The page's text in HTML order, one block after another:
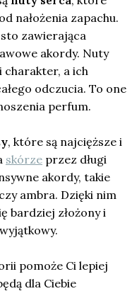
nałożenia zapachu.
zawierająca
akordy. Nuty
charakter, a ich
odczucia. To one
perfum.
, które są najcięższe i
skórze przez długi
akordy, takie
ambra. Dzięki nim
bardziej złożony i
pomoże Ci lepiej
dla Ciebie